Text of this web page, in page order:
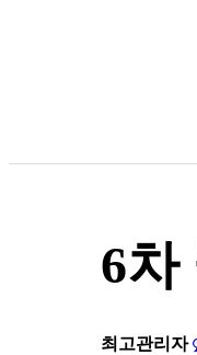
6차
최고관리자